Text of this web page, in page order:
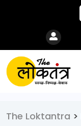
The Loktantra >